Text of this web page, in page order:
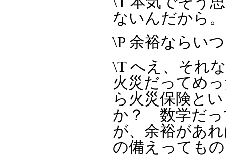
ないんだから。
\P 余裕ならい
\T へえ、それ
火災だってめ
ら火災保険と
か？ 数学だっ
が、余裕があ
の備えっても